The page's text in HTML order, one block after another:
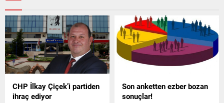
CHP İlkay Çiçek’i partiden
ihraç ediyor
Son anketten ezber bozan
sonuçlar!